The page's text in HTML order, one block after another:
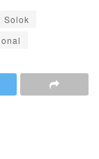
Solok